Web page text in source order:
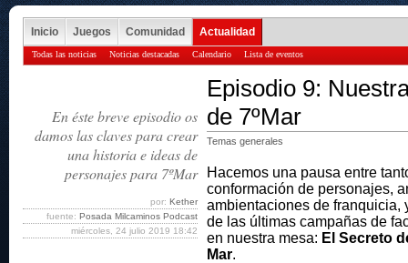
Inicio Juegos Comunidad Actualidad
Todas las noticias Noticias destacadas Calendario Lista de eventos
Episodio 9:
de 7ºMar
Temas generales
Hacemos una pausa entre
conformación de personajes,
ambientaciones de franquicia,
de las últimas campañas de
en nuestra mesa: El Secreto
Mar.
En éste breve episodio os
damos las claves para crear
una historia e ideas de
personajes para 7ºMar
por: Kether
fuente: Posada Milcaminos Podcast
miércoles, 24 julio 2019 18:42